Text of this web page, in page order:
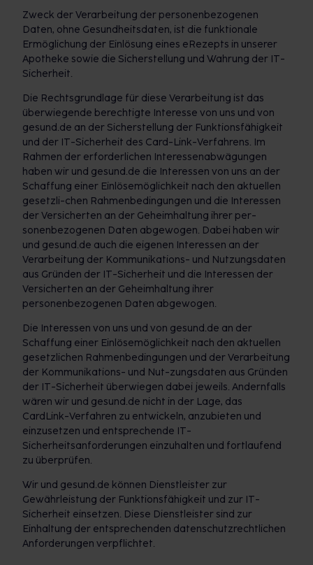
Zweck der Verarbeitung der personenbezogenen
Daten, ohne Gesundheitsdaten, ist die funktionale
Ermöglichung der Einlösung eines eRezepts in unserer
Apotheke sowie die Sicherstellung und Wahrung der IT-
Sicherheit.
Die Rechtsgrundlage für diese Verarbeitung ist das
überwiegende berechtigte Interesse von uns und von
gesund.de an der Sicherstellung der Funktionsfähigkeit
und der IT-Sicherheit des Card-Link-Verfahrens. Im
Rahmen der erforderlichen Interessenabwägungen
haben wir und gesund.de die Interessen von uns an der
Schaffung einer Einlösemöglichkeit nach den aktuellen
gesetzli-chen Rahmenbedingungen und die Interessen
der Versicherten an der Geheimhaltung ihrer per-
sonenbezogenen Daten abgewogen. Dabei haben wir
und gesund.de auch die eigenen Interessen an der
Verarbeitung der Kommunikations- und Nutzungsdaten
aus Gründen der IT-Sicherheit und die Interessen der
Versicherten an der Geheimhaltung ihrer
personenbezogenen Daten abgewogen.
Die Interessen von uns und von gesund.de an der
Schaffung einer Einlösemöglichkeit nach den aktuellen
gesetzlichen Rahmenbedingungen und der Verarbeitung
der Kommunikations- und Nut-zungsdaten aus Gründen
der IT-Sicherheit überwiegen dabei jeweils. Andernfalls
wären wir und gesund.de nicht in der Lage, das
CardLink-Verfahren zu entwickeln, anzubieten und
einzusetzen und entsprechende IT-
Sicherheitsanforderungen einzuhalten und fortlaufend
zu überprüfen.
Wir und gesund.de können Dienstleister zur
Gewährleistung der Funktionsfähigkeit und zur IT-
Sicherheit einsetzen. Diese Dienstleister sind zur
Einhaltung der entsprechenden datenschutzrechtlichen
Anforderungen verpflichtet.